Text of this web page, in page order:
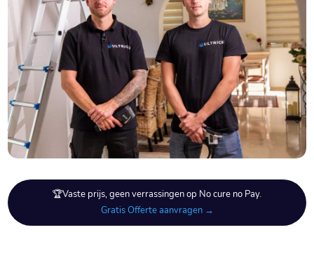
🏆Vaste prijs, geen verrassingen op No cure no Pay.
Gratis Offerte aanvragen →